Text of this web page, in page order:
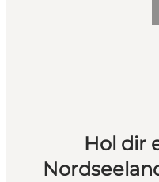
Hol dir